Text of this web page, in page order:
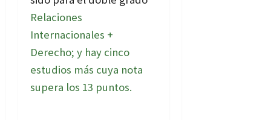
Relaciones
Internacionales +
Derecho; y hay cinco
estudios más cuya nota
supera los 13 puntos.